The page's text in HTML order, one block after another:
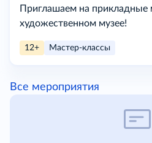
Приглашаем на прикладные
художественном музее!
12+ Мастер-классы
Все мероприятия